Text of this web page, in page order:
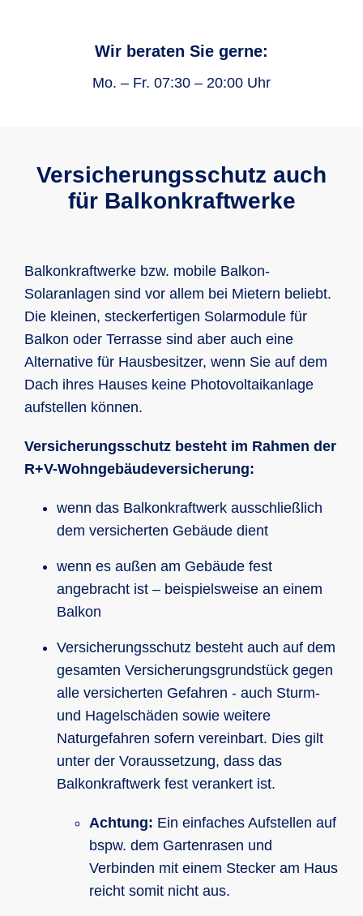
Wir beraten Sie gerne:
Mo. – Fr. 07:30 – 20:00 Uhr
Versicherungsschutz auch
für Balkonkraftwerke
Balkonkraftwerke bzw. mobile Balkon-
Solaranlagen sind vor allem bei Mietern beliebt.
Die kleinen, steckerfertigen Solarmodule für
Balkon oder Terrasse sind aber auch eine
Alternative für Hausbesitzer, wenn Sie auf dem
Dach ihres Hauses keine Photovoltaikanlage
aufstellen können.
Versicherungsschutz besteht im Rahmen der
R+V-Wohngebäudeversicherung:
wenn das Balkonkraftwerk ausschließlich
dem versicherten Gebäude dient
wenn es außen am Gebäude fest
angebracht ist – beispielsweise an einem
Balkon
Versicherungsschutz besteht auch auf dem
gesamten Versicherungsgrundstück gegen
alle versicherten Gefahren - auch Sturm-
und Hagelschäden sowie weitere
Naturgefahren sofern vereinbart. Dies gilt
unter der Voraussetzung, dass das
Balkonkraftwerk fest verankert ist.
Achtung: Ein einfaches Aufstellen auf
bspw. dem Gartenrasen und
Verbinden mit einem Stecker am Haus
reicht somit nicht aus.